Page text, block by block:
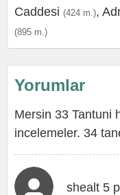
Caddesi (424 m.),
(895 m.)
Yorumlar
Mersin 33 Tantuni
incelemeler. 34
shealt 5